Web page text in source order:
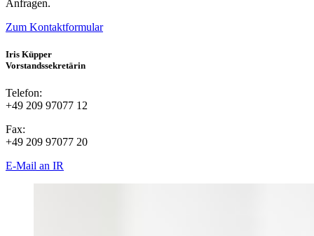
Anfragen.
Zum Kontaktformular
Iris Küpper
Vorstandssekretärin
Telefon:
+49 209 97077 12
Fax:
+49 209 97077 20
E-Mail an IR